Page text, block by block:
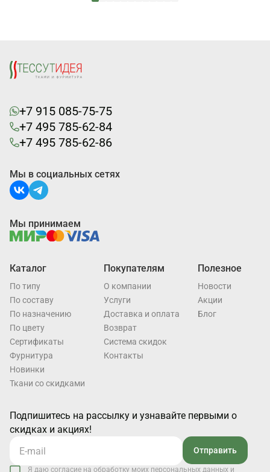
+7 915 085-75-75
+7 495 785-62-84
+7 495 785-62-86
Каталог
По типу
По составу
По назначению
По цвету
Cертификаты
Фурнитура
Новинки
Ткани со скидками
Покупателям
О компании
Услуги
Доставка и оплата
Возврат
Система скидок
Контакты
Полезное
Новости
Акции
Блог
Подпишитесь на рассылку и узнавайте первыми о
скидках и акциях!
Отправить
Я даю согласие на обработку моих персональных данных и
Мы в социальных сетях
Мы принимаем